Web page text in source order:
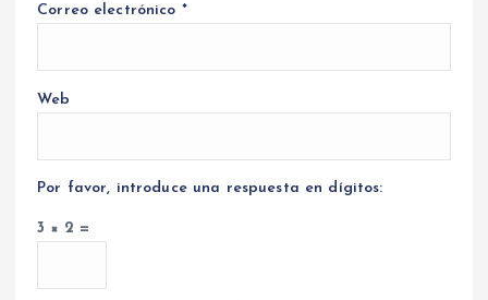
Correo electrónico *
Web
Por favor, introduce una respuesta en dígitos:
3 × 2 =